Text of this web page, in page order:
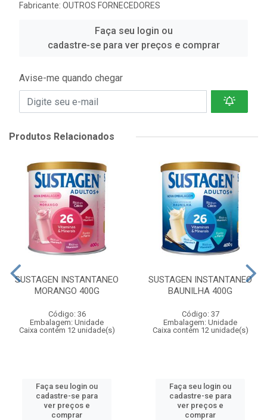
Fabricante: OUTROS FORNECEDORES
Faça seu login ou
cadastre-se para ver preços e comprar
Avise-me quando chegar
Produtos Relacionados
SUSTAGEN INSTANTANEO
MORANGO 400G
Código: 36
Embalagem: Unidade
Caixa contém 12 unidade(s)
Faça seu login ou
cadastre-se para
ver preços e
comprar
SUSTAGEN INSTANTANEO
BAUNILHA 400G
Código: 37
Embalagem: Unidade
Caixa contém 12 unidade(s)
Faça seu login ou
cadastre-se para
ver preços e
comprar